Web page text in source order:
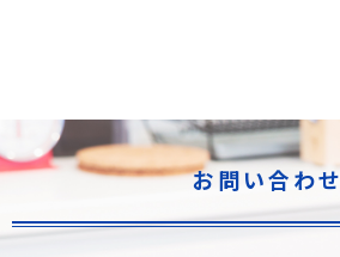
お問い合わせ